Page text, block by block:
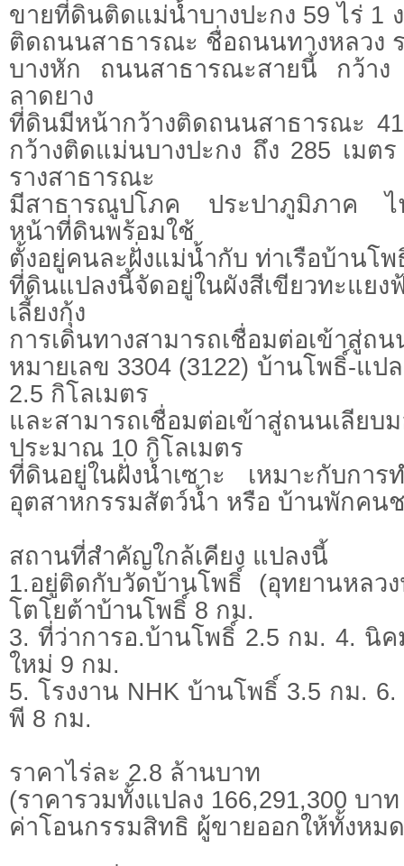
ขายที่ดินติดแม่น้ำบางปะกง 59 ไร่ 1
ติดถนนสาธารณะ ชื่อถนนทางหลวง
บางหัก ถนนสาธารณะสายนี้ กว้า
ลาดยาง
ที่ดินมีหน้ากว้างติดถนนสาธารณะ
กว้างติดแม่นบางปะกง ถึง 285 เมต
รางสาธารณะ
มีสาธารณูปโภค ประปาภูมิภาค
หน้าที่ดินพร้อมใช้
ตั้งอยู่คนละฝั่งแม่น้ำกับ ท่าเรือบ้านโพ
ที่ดินแปลงนี้จัดอยู่ในผังสีเขียวทะแ
เลี้ยงกุ้ง
การเดินทางสามารถเชื่อมต่อเข้าสู่ถน
หมายเลข 3304 (3122) บ้านโพธิ์-แป
2.5 กิโลเมตร
และสามารถเชื่อมต่อเข้าสู่ถนนเลีย
ประมาณ 10 กิโลเมตร
ที่ดินอยู่ในฝั่งน้ำเซาะ เหมาะกับการ
อุตสาหกรรมสัตว์น้ำ หรือ บ้านพักคน
สถานที่สำคัญใกล้เคียง แปลงนี้
1.อยู่ติดกับวัดบ้านโพธิ์ (อุทยานหลว
โตโยต้าบ้านโพธิ์ 8 กม.
3. ที่ว่าการอ.บ้านโพธิ์ 2.5 กม. 4. นิ
ใหม่ 9 กม.
5. โรงงาน NHK บ้านโพธิ์ 3.5 กม.
พี 8 กม.
ราคาไร่ละ 2.8 ล้านบาท
(ราคารวมทั้งแปลง 166,291,300 บา
ค่าโอนกรรมสิทธิ ผู้ขายออกให้ทั้งหมด